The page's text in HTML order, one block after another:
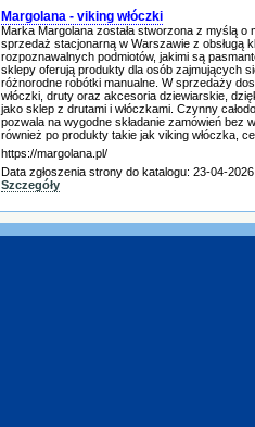
Margolana - viking włóczki
Marka Margolana została stworzona z myślą o
sprzedaż stacjonarną w Warszawie z obsługą
rozpoznawalnych podmiotów, jakimi są
sklepy oferują produkty dla osób zajmujących
różnorodne robótki manualne. W sprzedaży
włóczki, druty oraz akcesoria dziewiarskie,
jako sklep z drutami i włóczkami. Czynny
pozwala na wygodne składanie zamówień bez
również po produkty takie jak viking włóczka,
https://margolana.pl/
Data zgłoszenia strony do katalogu: 23-04-2026
Szczegóły